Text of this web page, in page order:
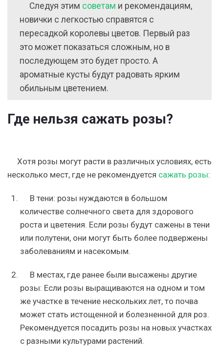
Следуя этим советам и рекомендациям,
новички с легкостью справятся с
пересадкой королевы цветов. Первый раз
это может показаться сложным, но в
последующем это будет просто. А
ароматные кусты будут радовать ярким
обильным цветением.
Где нельзя сажать розы?
Хотя розы могут расти в различных условиях, есть
несколько мест, где не рекомендуется сажать розы:
В тени: розы нуждаются в большом
количестве солнечного света для здорового
роста и цветения. Если розы будут сажены в тени
или полутени, они могут быть более подвержены
заболеваниям и насекомым.
В местах, где ранее были высажены другие
розы: Если розы выращиваются на одном и том
же участке в течение нескольких лет, то почва
может стать истощенной и болезненной для роз.
Рекомендуется посадить розы на новых участках
с разными культурами растений.